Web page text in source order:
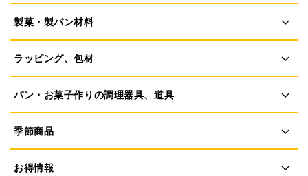
製菓・製パン材料
ラッピング、包材
パン・お菓子作りの調理器具、道具
季節商品
お得情報